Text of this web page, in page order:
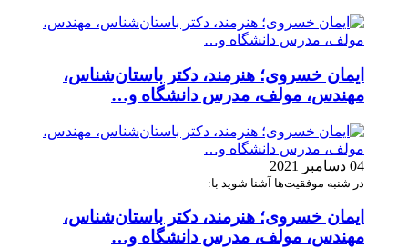
ایمان خسروی؛ هنرمند، دکتر باستان‌شناس،
مهندس، مولف، مدرس دانشگاه و…
04 دسامبر 2021
در شنبه موفقیت‌ها آشنا شوید با:
ایمان خسروی؛ هنرمند، دکتر باستان‌شناس،
مهندس، مولف، مدرس دانشگاه و…